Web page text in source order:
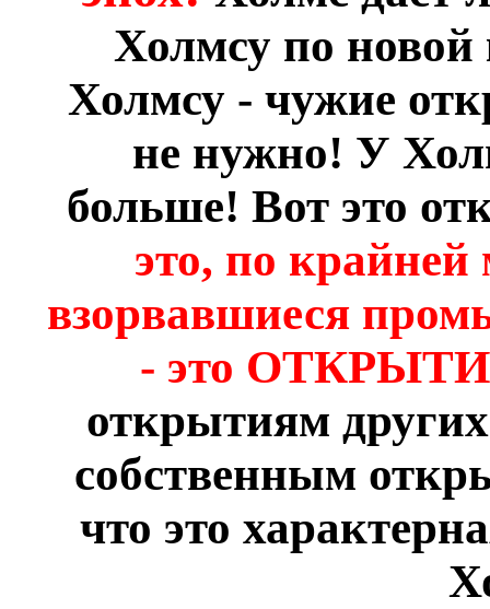
Холмсу по новой
Холмсу - чужие
не нужно! У
больше! Вот это
это, по крайней
взорвавшиеся
- это
открытиям
собственным
что это